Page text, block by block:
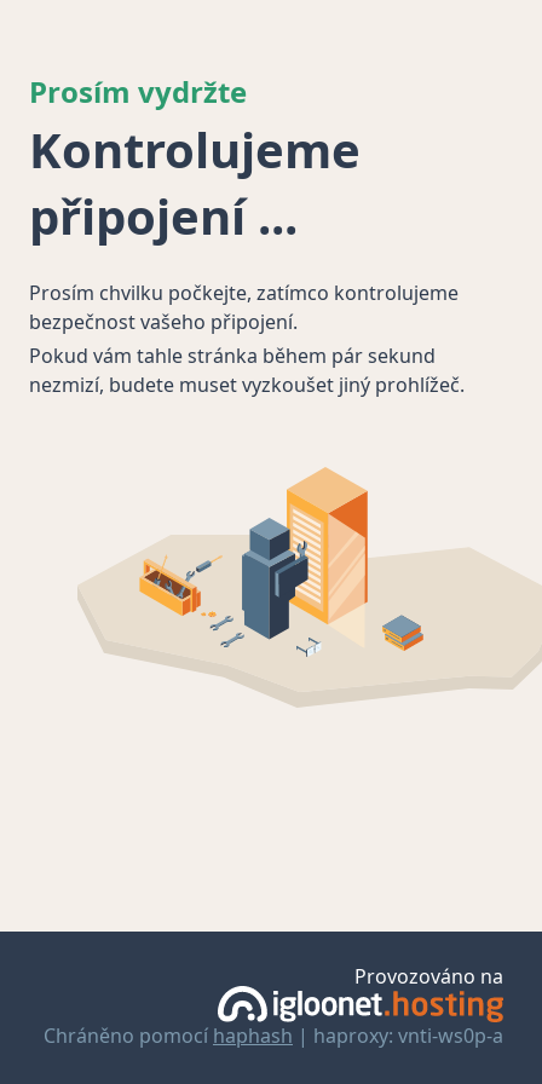
Prosím vydržte
Kontrolujeme
připojení
Prosím chvilku počkejte, zatímco kontrolujeme
bezpečnost vašeho připojení.
Pokud vám tahle stránka během pár sekund
nezmizí, budete muset vyzkoušet jiný prohlížeč.
Provozováno na
Chráněno pomocí haphash | haproxy: vnti-ws0p-a